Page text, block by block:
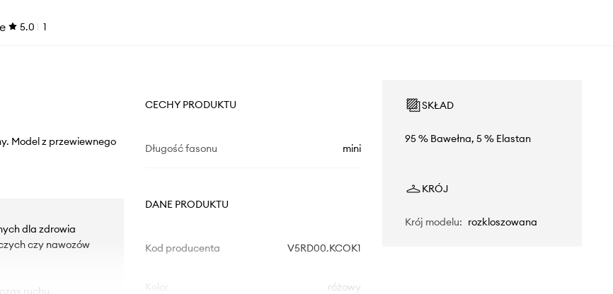
5.0 1
Model z przewiewnego
dla zdrowia
czy nawozów
ruchu.
CECHY PRODUKTU
Długość fasonu mini
DANE PRODUKTU
Kod producenta V5RD00.KCOK1
różowy
SKŁAD
95 % Bawełna, 5 % Elastan
KRÓJ
Krój modelu: rozkloszowana